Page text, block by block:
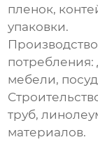
пленок,
упаковки.
потребления:
мебели,
труб,
материалов.